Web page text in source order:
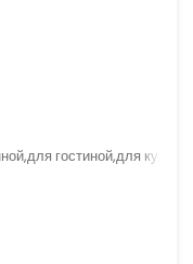
гостиной,для кухни